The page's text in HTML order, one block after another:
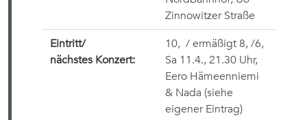
Zinnowitzer Straße
Eintritt/
nächstes Konzert:
10,  / ermäßigt 8, /6,
Sa 11.4., 21.30 Uhr,
Eero Hämeenniemi
& Nada (siehe
eigener Eintrag)